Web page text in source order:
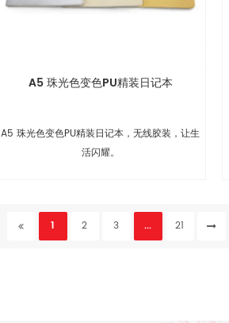
A5 珠光色变色PU精装日记本
A5 珠光色变色PU精装日记本，无线胶装，让生
活闪耀。
1 2 3 ... 21